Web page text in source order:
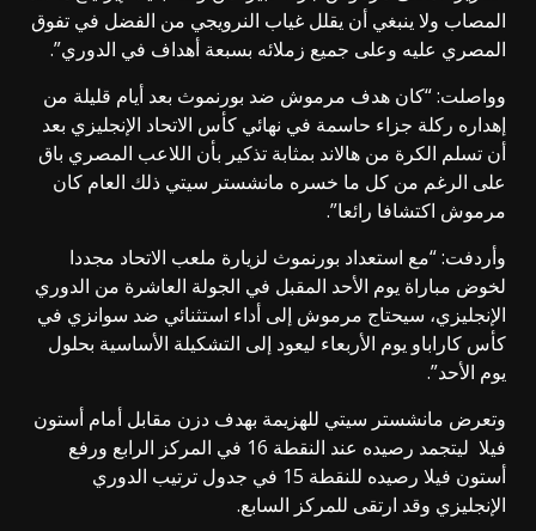
المصاب ولا ينبغي أن يقلل غياب النرويجي من الفضل في تفوق
المصري عليه وعلى جميع زملائه بسبعة أهداف في الدوري”.
وواصلت: “كان هدف مرموش ضد بورنموث بعد أيام قليلة من
إهداره ركلة جزاء حاسمة في نهائي كأس الاتحاد الإنجليزي بعد
أن تسلم الكرة من هالاند بمثابة تذكير بأن اللاعب المصري باق
على الرغم من كل ما خسره مانشستر سيتي ذلك العام كان
مرموش اكتشافا رائعا”.
وأردفت: “مع استعداد بورنموث لزيارة ملعب الاتحاد مجددا
لخوض مباراة يوم الأحد المقبل في الجولة العاشرة من الدوري
الإنجليزي، سيحتاج مرموش إلى أداء استثنائي ضد سوانزي في
كأس كاراباو يوم الأربعاء ليعود إلى التشكيلة الأساسية بحلول
يوم الأحد”.
وتعرض مانشستر سيتي للهزيمة بهدف دزن مقابل أمام أستون
فيلا
ليتجمد رصيده عند النقطة 16 في المركز الرابع ورفع
أستون فيلا رصيده للنقطة 15 في جدول ترتيب الدوري
الإنجليزي وقد ارتقى للمركز السابع.